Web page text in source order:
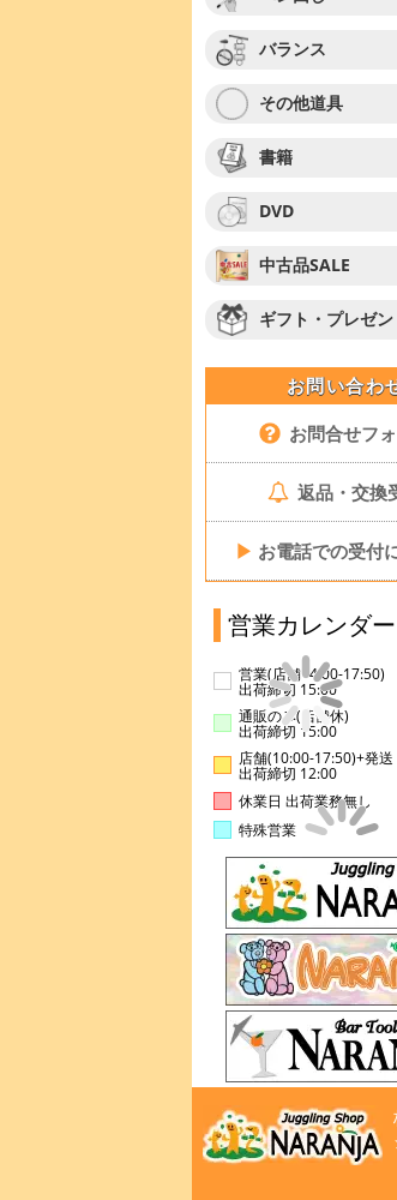
バランス
その他道具
書籍
DVD
中古品SALE
ギフト・プレゼン
お問い合わ
お問合せフ
返品・交換
▶ お電話での受付
営業カレンダー
営業(店舗14:00-17:50)
出荷締切 15:00
通販のみ(店舗休)
出荷締切 15:00
店舗(10:00-17:50)+発送
出荷締切 12:00
休業日 出荷業務無し
特殊営業